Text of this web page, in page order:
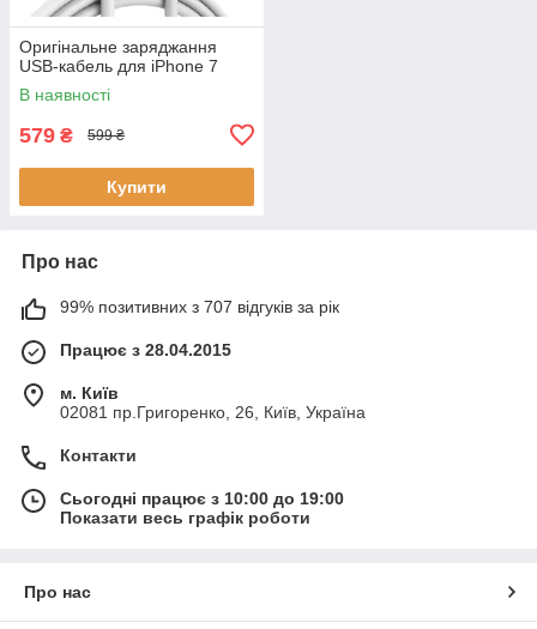
Оригінальне заряджання
USB-кабель для iPhone 7
В наявності
579 ₴ 599 ₴
Купити
Про нас
99% позитивних з 707 відгуків за рік
Працює з 28.04.2015
м. Київ
02081 пр.Григоренко, 26, Київ, Україна
Контакти
Сьогодні працює з 10:00 до 19:00
Показати весь графік роботи
Про нас